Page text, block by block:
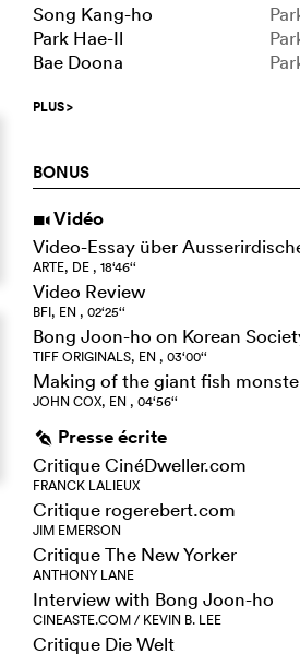
Song Kang-ho
Park Hae-Il
Bae Doona
PLUS>
BONUS
i Vidéo
Video-Essay über
ARTE, DE , 18‘46‘‘
Video Review
BFI, EN , 02‘25‘‘
Bong Joon-ho on Korean
TIFF ORIGINALS, EN , 03‘00‘‘
Making of the giant fish
JOHN COX, EN , 04‘56‘‘
g Presse écrite
Critique CinéDweller.com
FRANCK LALIEUX
Critique rogerebert.com
JIM EMERSON
Critique The New Yorker
ANTHONY LANE
Interview with Bong Joon-ho
CINEASTE.COM / KEVIN B. LEE
Critique Die Welt